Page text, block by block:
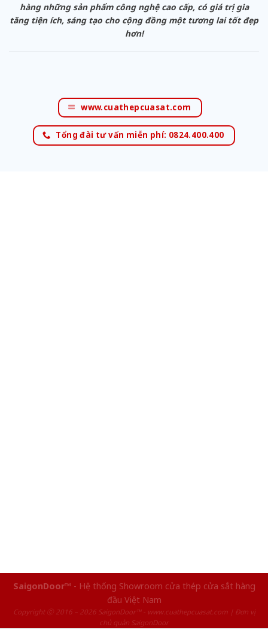
hàng những sản phẩm công nghệ cao cấp, có giá trị gia
tăng tiện ích, sáng tạo cho cộng đồng một tương lai tốt đẹp
hơn!
www.cuathepcuasat.com
Tổng đài tư vấn miễn phí: 0824.400.400
SaigonDoor™ - Hệ thống Showroom cửa thép cửa sắt hàng
đầu Việt Nam
Copyright ⓒ 2016 – 2026 SaigonDoor™ - www.cuathepcuasat.com | Đơn vị
chủ quản SaigonDoor